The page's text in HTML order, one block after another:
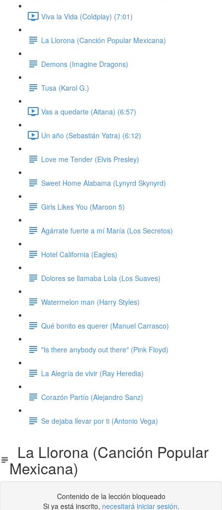
Viva la Vida (Coldplay) (7:01)
La Llorona (Canción Popular Mexicana)
Demons (Imagine Dragons)
Tusa (Karol G.)
Vas a quedarte (Aitana) (6:57)
Un año (Sebastián Yatra) (6:12)
Love me Tender (Elvis Presley)
Sweet Home Alabama (Lynyrd Skynyrd)
Girls Likes You (Maroon 5)
Agárrate fuerte a mí María (Los Secretos)
Hotel California (Eagles)
Dolores se llamaba Lola (Los Suaves)
Watermelon man (Harry Styles)
Qué bonito es querer (Manuel Carrasco)
"Is there anybody out there" (Pink Floyd)
La Alegría de vivir (Ray Heredia)
Corazón Partío (Alejandro Sanz)
Se dejaba llevar por ti (Antonio Vega)
La Llorona (Canción Popular
Mexicana)
Contenido de la lección bloqueado
Si ya está inscrito, necesitará iniciar sesión.